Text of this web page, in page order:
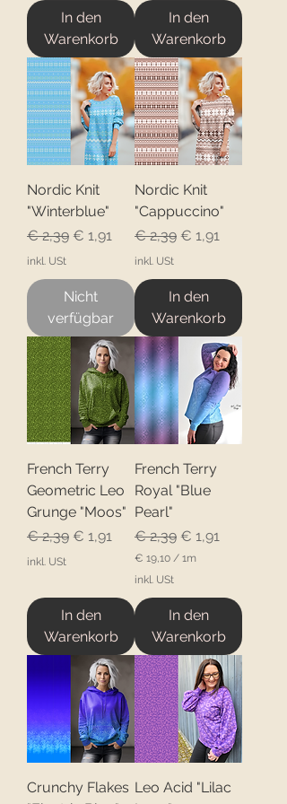
In den
Warenkorb
In den
Warenkorb
Nordic Knit
"Winterblue"
Standardpreis
€ 2,39 Sale-Preis
€ 1,91
inkl. USt
Nicht
verfügbar
Nordic Knit
"Cappuccino"
Standardpreis
€ 2,39 Sale-Preis
€ 1,91
inkl. USt
In den
Warenkorb
French Terry
Geometric Leo
Grunge "Moos"
Standardpreis
€ 2,39 Sale-Preis
€ 1,91
inkl. USt
In den
Warenkorb
French Terry
Royal "Blue
Pearl"
Standardpreis
€ 2,39 Sale-Preis
€ 1,91
€ 19,10 / 1m
€
1
9
1
0
p
r
o
1
M
e
t
inkl. USt
In den
Warenkorb
Crunchy Flakes Leo Acid "Lilac